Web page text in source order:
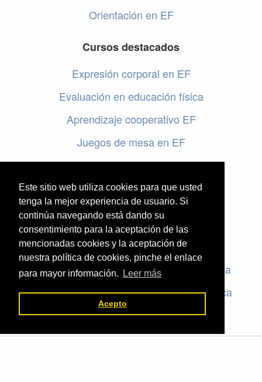
Este sitio web utiliza cookies para que usted
tenga la mejor experiencia de usuario. Si
continúa navegando está dando su
consentimiento para la aceptación de las
mencionadas cookies y la aceptación de
nuestra política de cookies, pinche el enlace
para mayor información.
Leer más
Acepto
Orientación en EF
Cursos destacados
Expresión corporal en EF
Evaluación en educación física
Aprendizaje cooperativo EF
Juegos de mesa en EF
Programar en EF
Cursos online de educación física
Artículos destacados
Evaluación en educación física
Criterios de evaluación en educación física
Rúbricas de evaluación en educación física